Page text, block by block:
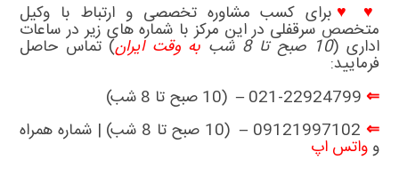
♥ ♥ برای کسب مشاوره تخصصی و ارتباط با وکیل
متخصص سرقفلی در این مرکز با شماره های زیر در ساعات
اداری (10 صبح تا 8 شب به وقت ایران) تماس حاصل
فرمایید:
⇐
⇐
09121997102 – (10 صبح تا 8 شب) | شماره همراه
وواتس اپ